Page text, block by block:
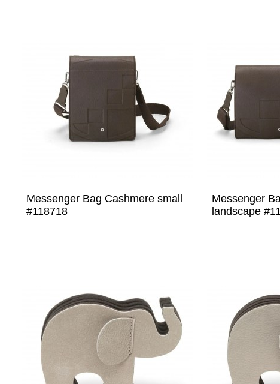
Messenger Bag Cashmere small
#118718
Messenger
landscape